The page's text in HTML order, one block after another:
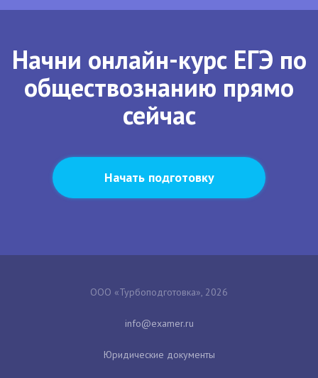
Начни онлайн-курс ЕГЭ по
обществознанию прямо
сейчас
Начать подготовку
ООО «Турбоподготовка», 2026
Юридические документы